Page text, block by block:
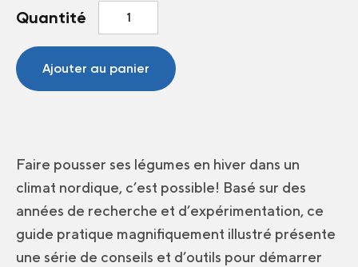
Quantité
quantité
Le
maraîchage
Ajouter au panier
Faire pousser ses légumes en hiver dans un
climat nordique, c’est possible! Basé sur des
années de recherche et d’expérimentation, ce
guide pratique magnifiquement illustré présente
une série de conseils et d’outils pour démarrer